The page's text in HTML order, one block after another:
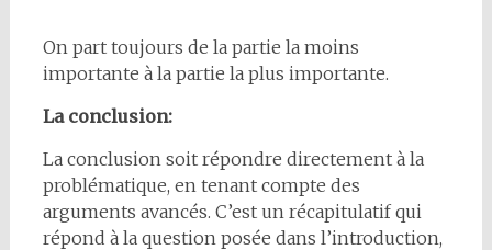
On part toujours de la partie la moins
importante à la partie la plus importante.
La conclusion:
La conclusion soit répondre directement à la
problématique, en tenant compte des
arguments avancés. C’est un récapitulatif qui
répond à la question posée dans l’introduction,